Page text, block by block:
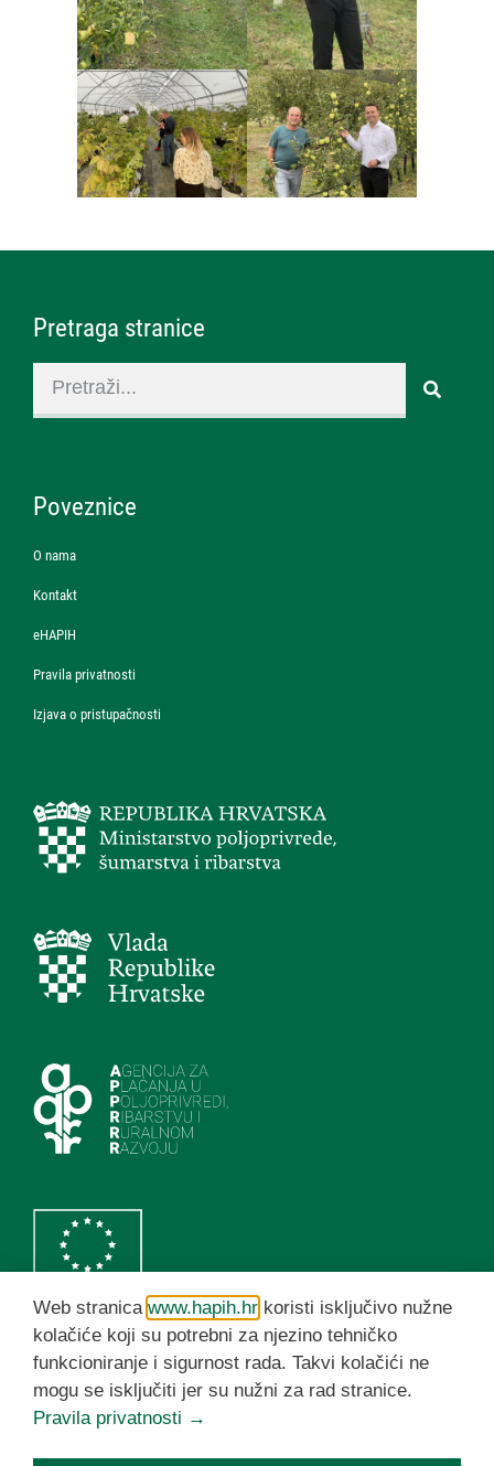
Pretraga stranice
Poveznice
O nama
Kontakt
eHAPIH
Pravila privatnosti
Izjava o pristupačnosti
HAPIH YouTube kanal
Web stranica www.hapih.hr koristi isključivo nužne
kolačiće koji su potrebni za njezino tehničko
funkcioniranje i sigurnost rada. Takvi kolačići ne
mogu se isključiti jer su nužni za rad stranice.
Pravila privatnosti →